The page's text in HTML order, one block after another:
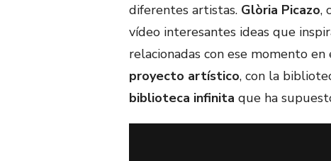
diferentes artistas. Glòria Picazo,
vídeo interesantes ideas que
relacionadas con ese momento
proyecto artístico, con la
biblioteca infinita que ha